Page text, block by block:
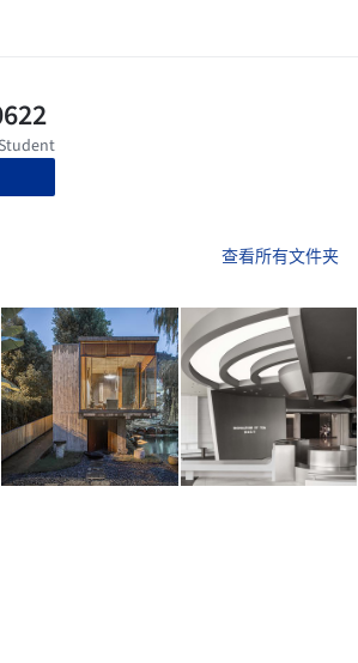
查看所有文件夹